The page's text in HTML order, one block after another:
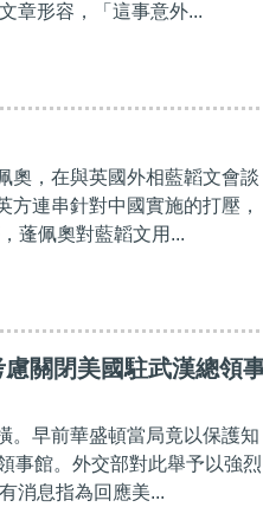
章形容，「這事意外...
奧，在與英國外相藍韜文會談
連串針對中國實施的打壓，
蓬佩奧對藍韜文用...
慮關閉美國駐武漢總領
。早前華盛頓當局竟以保護知
事館。外交部對此舉予以強烈
消息指為回應美...